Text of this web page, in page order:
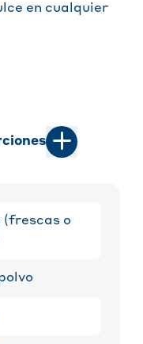
en cualquier
(frescas o